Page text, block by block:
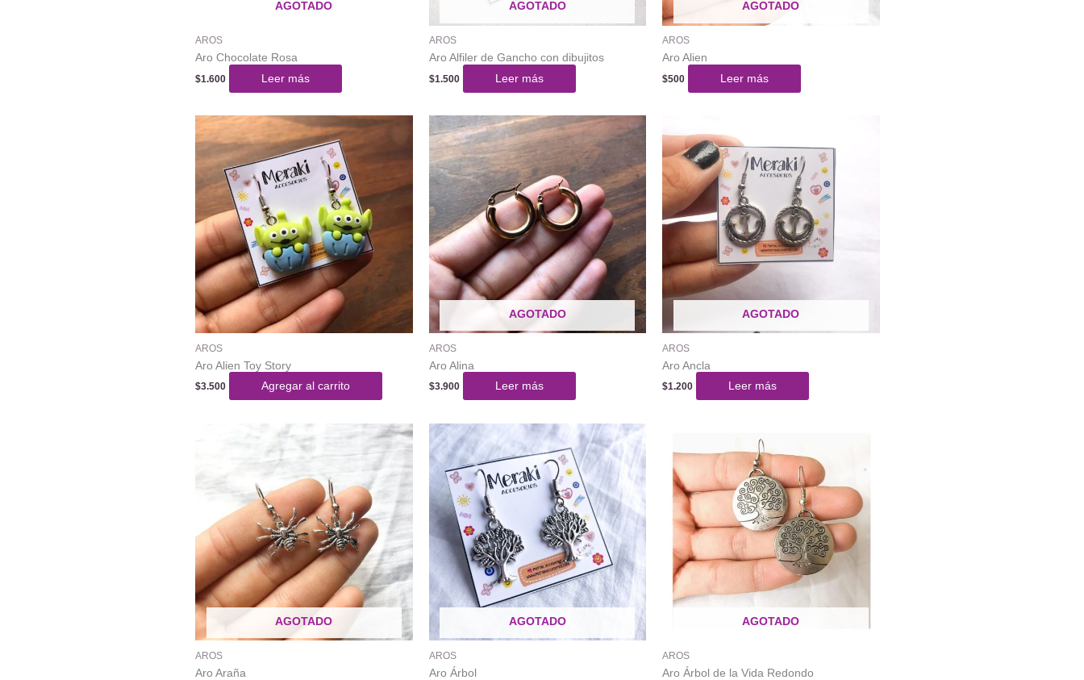
AGOTADO
AROS
Aro Chocolate Rosa
$1.600 Leer más
AGOTADO
AROS
Aro Alfiler de Gancho con dibujitos
$1.500 Leer más
AGOTADO
AROS
Aro Alien
$500 Leer más
AROS
Aro Alien Toy Story
$3.500 Agregar al carrito
AGOTADO
AROS
Aro Alina
$3.900 Leer más
AGOTADO
AROS
Aro Ancla
$1.200 Leer más
AGOTADO
AROS
Aro Araña
AGOTADO
AROS
Aro Árbol
AGOTADO
AROS
Aro Árbol de la Vida Redondo